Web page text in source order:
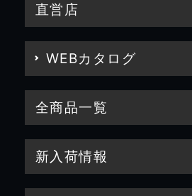
直営店
WEBカタログ
全商品一覧
新入荷情報